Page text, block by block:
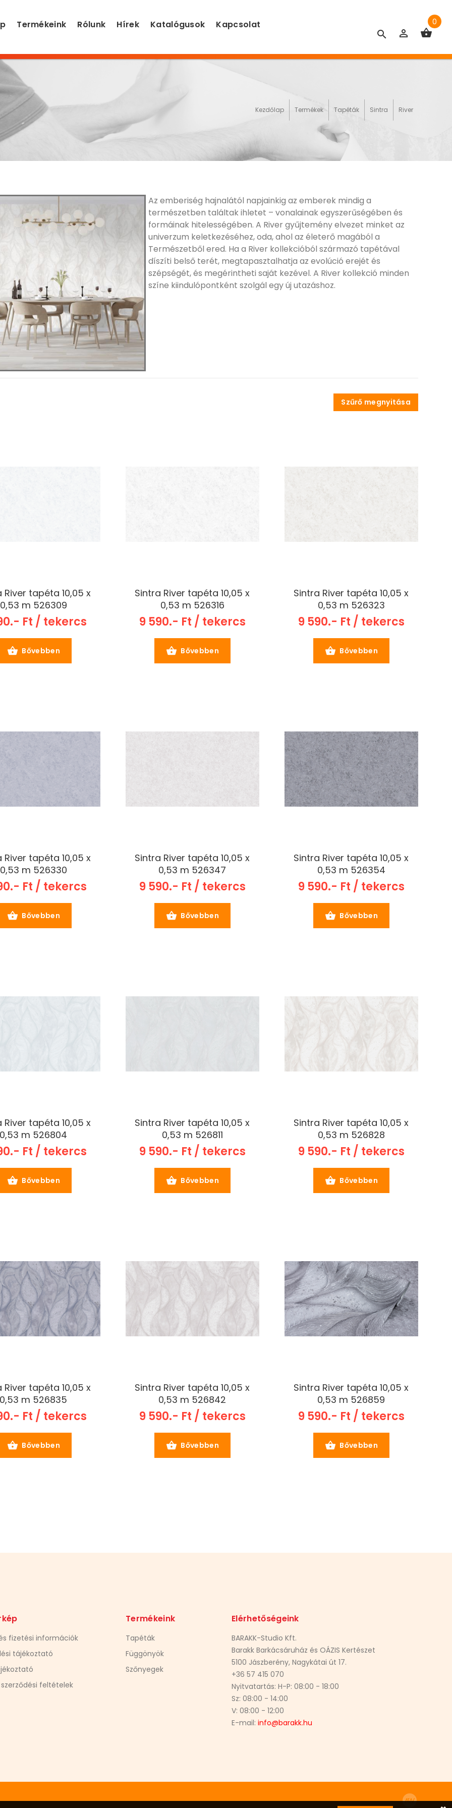
Termékeink Rólunk Hírek Katalógusok Kapcsolat 0
Kezdőlap Termékek Tapéták Sintra River
Az emberiség hajnalától napjainkig az emberek mindig a
természetben találtak ihletet – vonalainak egyszerűségében és
formáinak hitelességében. A River gyűjtemény elvezet minket az
univerzum keletkezéséhez, oda, ahol az életerő magából a
Természetből ered. Ha a River kollekcióból származó tapétával
díszíti belső terét, megtapasztalhatja az evolúció erejét és
szépségét, és megérintheti saját kezével. A River kollekció minden
színe kiindulópontként szolgál egy új utazáshoz.
Szűrő megnyitása
River tapéta 10,05 x
0,53 m 526309
Ft / tekercs
Bővebben
Sintra River tapéta 10,05 x
0,53 m 526316
9 590.- Ft / tekercs
Bővebben
Sintra River tapéta 10,05 x
0,53 m 526323
9 590.- Ft / tekercs
Bővebben
River tapéta 10,05 x
0,53 m 526330
Ft / tekercs
Bővebben
Sintra River tapéta 10,05 x
0,53 m 526347
9 590.- Ft / tekercs
Bővebben
Sintra River tapéta 10,05 x
0,53 m 526354
9 590.- Ft / tekercs
Bővebben
River tapéta 10,05 x
0,53 m 526804
Ft / tekercs
Bővebben
Sintra River tapéta 10,05 x
0,53 m 526811
9 590.- Ft / tekercs
Bővebben
Sintra River tapéta 10,05 x
0,53 m 526828
9 590.- Ft / tekercs
Bővebben
River tapéta 10,05 x
0,53 m 526835
Ft / tekercs
Bővebben
Sintra River tapéta 10,05 x
0,53 m 526842
9 590.- Ft / tekercs
Bővebben
Sintra River tapéta 10,05 x
0,53 m 526859
9 590.- Ft / tekercs
Bővebben
fizetési információk
tájékoztató
feltételek
Termékeink
Tapéták
Függönyök
Szőnyegek
Elérhetőségeink
BARAKK-Studio Kft.
Barakk Barkácsáruház és OÁZIS Kertészet
5100 Jászberény, Nagykátai út 17.
+36 57 415 070
Nyitvatartás: H-P: 08:00 - 18:00
Sz: 08:00 - 14:00
V: 08:00 - 12:00
E-mail: info@barakk.hu